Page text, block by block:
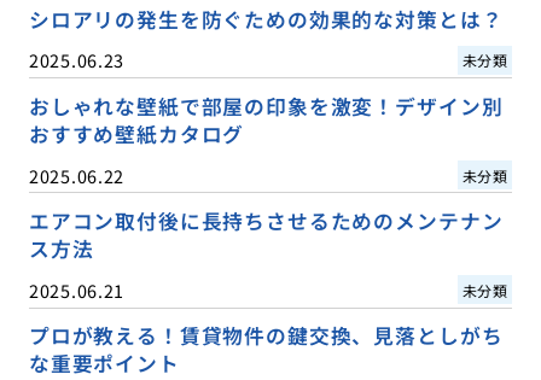
シロアリの発生を防ぐための効果的な対策とは？
2025.06.23 未分類
おしゃれな壁紙で部屋の印象を激変！デザイン別
おすすめ壁紙カタログ
2025.06.22 未分類
エアコン取付後に長持ちさせるためのメンテナン
ス方法
2025.06.21 未分類
プロが教える！賃貸物件の鍵交換、見落としがち
な重要ポイント